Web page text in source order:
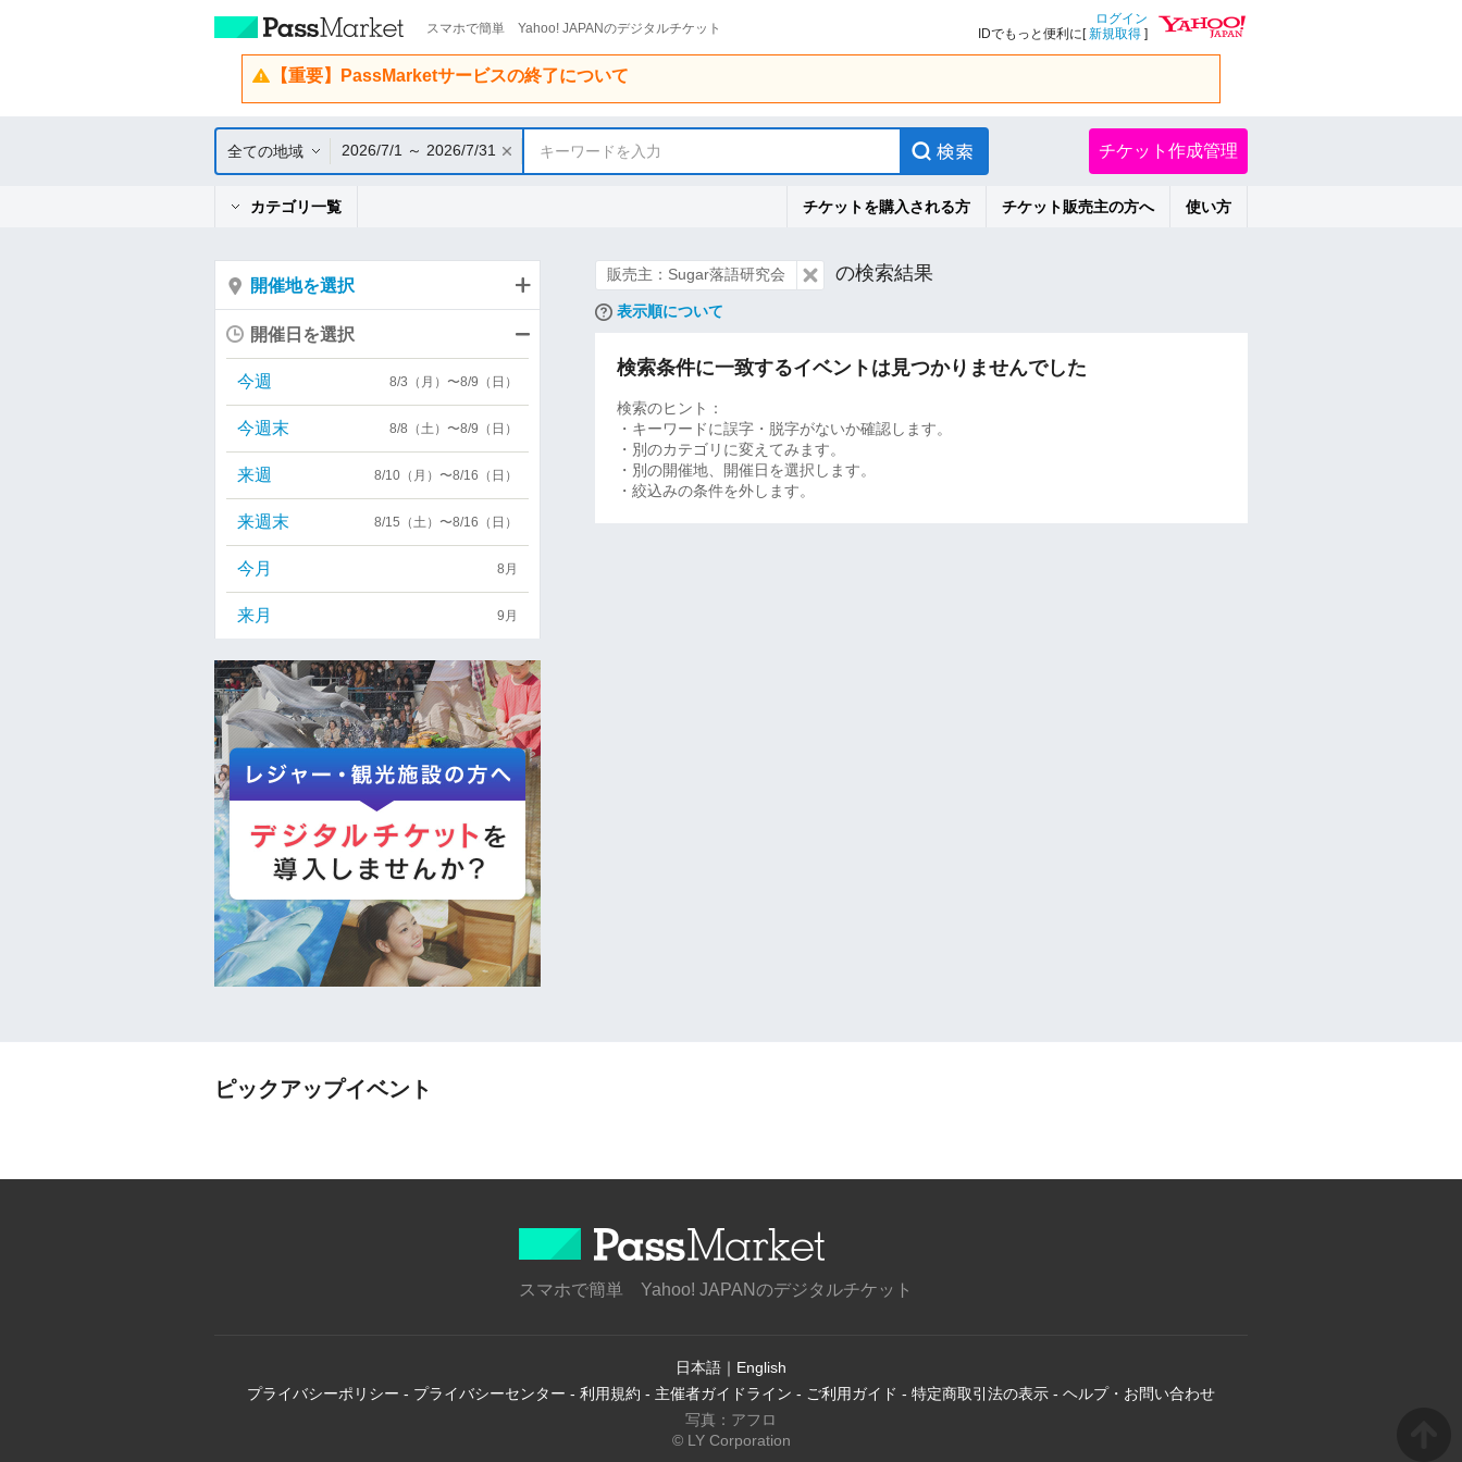
スマホで簡単 Yahoo! JAPANのデジタルチケット
ログイン
IDでもっと便利に[新規取得 ]
【重要】PassMarketサービスの終了について
全ての地域 2026/7/1 ～ 2026/7/31 キーワードを入力 チケット作成管理
カテゴリ一覧 チケットを購入される方 チケット販売主の方へ 使い方
販売主：Sugar落語研究会 の検索結果
表示順について
検索条件に一致するイベントは見つかりませんでした
検索のヒント：
・キーワードに誤字・脱字がないか確認します。
・別のカテゴリに変えてみます。
・別の開催地、開催日を選択します。
・絞込みの条件を外します。
開催地を選択
開催日を選択
今週 8/3（月）〜8/9（日）
今週末 8/8（土）〜8/9（日）
来週 8/10（月）〜8/16（日）
来週末 8/15（土）〜8/16（日）
今月 8月
来月 9月
ピックアップイベント
スマホで簡単 Yahoo! JAPANのデジタルチケット
日本語 ｜ English
プライバシーポリシー - プライバシーセンター - 利用規約 - 主催者ガイドライン - ご利用ガイド - 特定商取引法の表示 - ヘルプ・お問い合わせ
写真：アフロ
© LY Corporation